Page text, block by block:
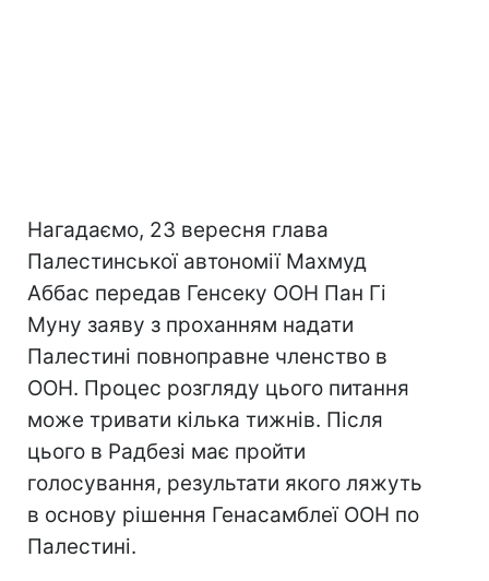
Нагадаємо, 23 вересня глава
Палестинської автономії Махмуд
Аббас передав Генсеку ООН Пан Гі
Муну заяву з проханням надати
Палестині повноправне членство в
ООН. Процес розгляду цього питання
може тривати кілька тижнів. Після
цього в Радбезі має пройти
голосування, результати якого ляжуть
в основу рішення Генасамблеї ООН по
Палестині.